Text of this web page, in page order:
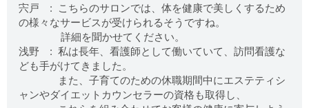
宍戸 : こちらのサロンでは、体を健康で美しくするため
の様々なサービスが受けられるそうですね。
詳細を聞かせてください。
浅野 : 私は長年、看護師として働いていて、訪問看護な
ども手がけてきました。
また、子育てのための休職期間中にエステティシ
ャンやダイエットカウンセラーの資格も取得し、